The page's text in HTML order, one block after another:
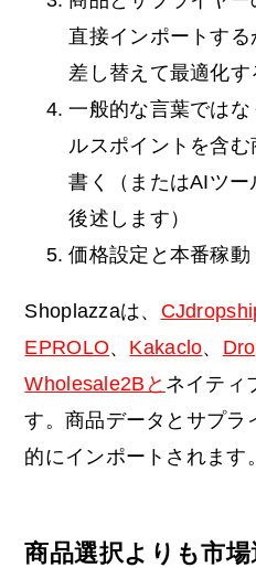
直接インポートす
差し替えて最適化す
一般的な言葉では
ルスポイントを含
書く（またはAIツ
後述します）
価格設定と本番稼動
Shoplazzaは、
EPROLO、 Kakaclo、
Wholesale2Bと ネイティ
す。商品データとサプラ
的にインポートされます。
商品選択よりも市